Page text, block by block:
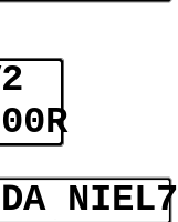
NIEL7